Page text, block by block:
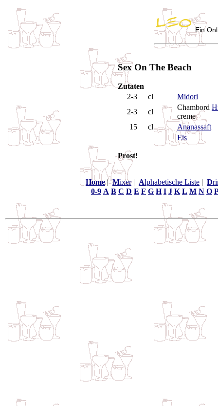
Ein
Sex On The Beach
Zutaten
2-3
cl
Midori
2-3
cl
Chambord
creme
15
cl
Ananassaft
Eis
Prost!
Home|Mixer| Alphabetische Liste | D
0-9 A B C D E F G H I J K L M N O